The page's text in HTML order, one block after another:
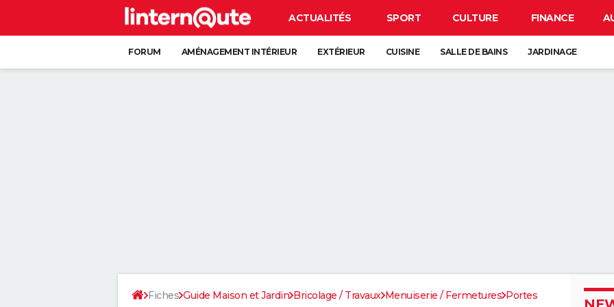
ACTUALITÉS SPORT CULTURE FINANCE
FORUM AMÉNAGEMENT INTÉRIEUR EXTÉRIEUR CUISINE SALLE DE BAINS JARDINAGE
Fiches Guide Maison et Jardin Bricolage / Travaux Menuiserie / Fermetures Portes